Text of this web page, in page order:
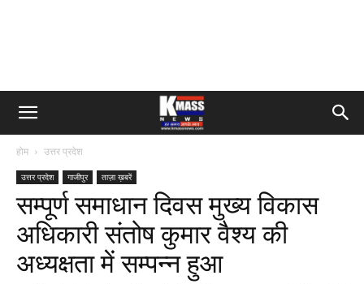
होम उत्तर प्रदेश
उत्तर प्रदेश गाजीपुर ताज़ा ख़बरें
सम्पूर्ण समाधान दिवस मुख्य विकास
अधिकारी संतोष कुमार वैश्य की
अध्यक्षता में सम्पन्न हुआ